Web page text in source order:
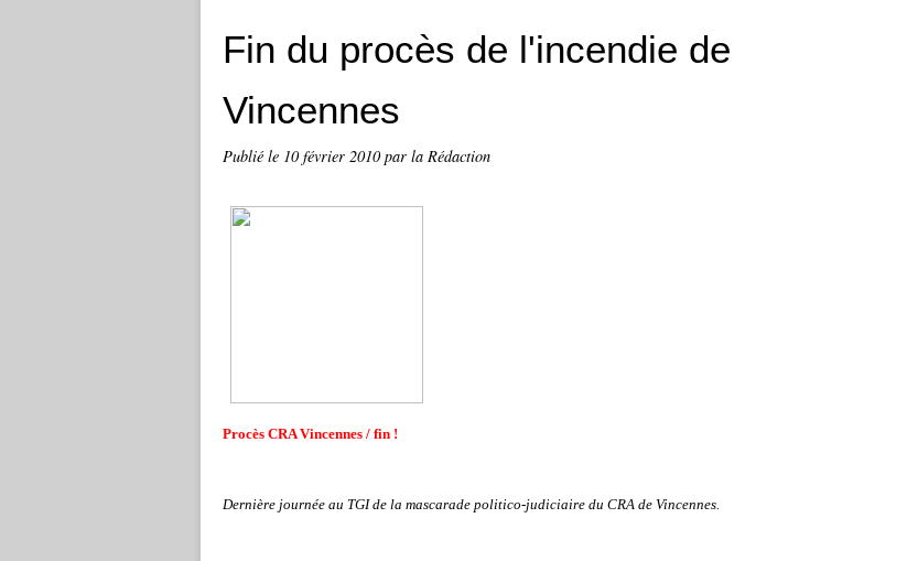
Fin du procès de l'incendie de
Vincennes
Publié le 10 février 2010par la Rédaction
Procès CRA Vincennes / fin !
Dernière journée au TGI de la mascarade politico-judiciaire du CRA de Vincennes.